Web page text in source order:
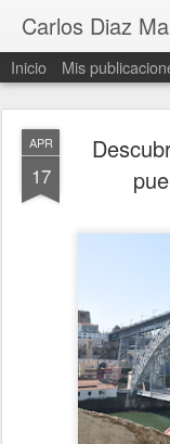
Carlos Diaz
Inicio Mis
APR
17